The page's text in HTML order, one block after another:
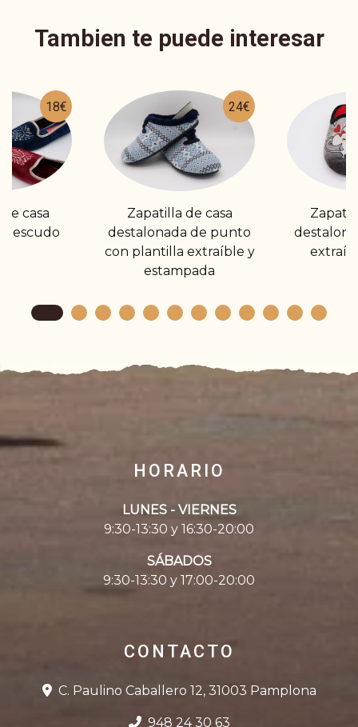
Tambien te puede interesar
18€
casa
escudo
24€
Zapatilla de casa
destalonada de punto
con plantilla extraíble y
estampada
HORARIO
LUNES - VIERNES
9:30-13:30 y 16:30-20:00
SÁBADOS
9:30-13:30 y 17:00-20:00
CONTACTO
C. Paulino Caballero 12, 31003 Pamplona
948 24 30 63